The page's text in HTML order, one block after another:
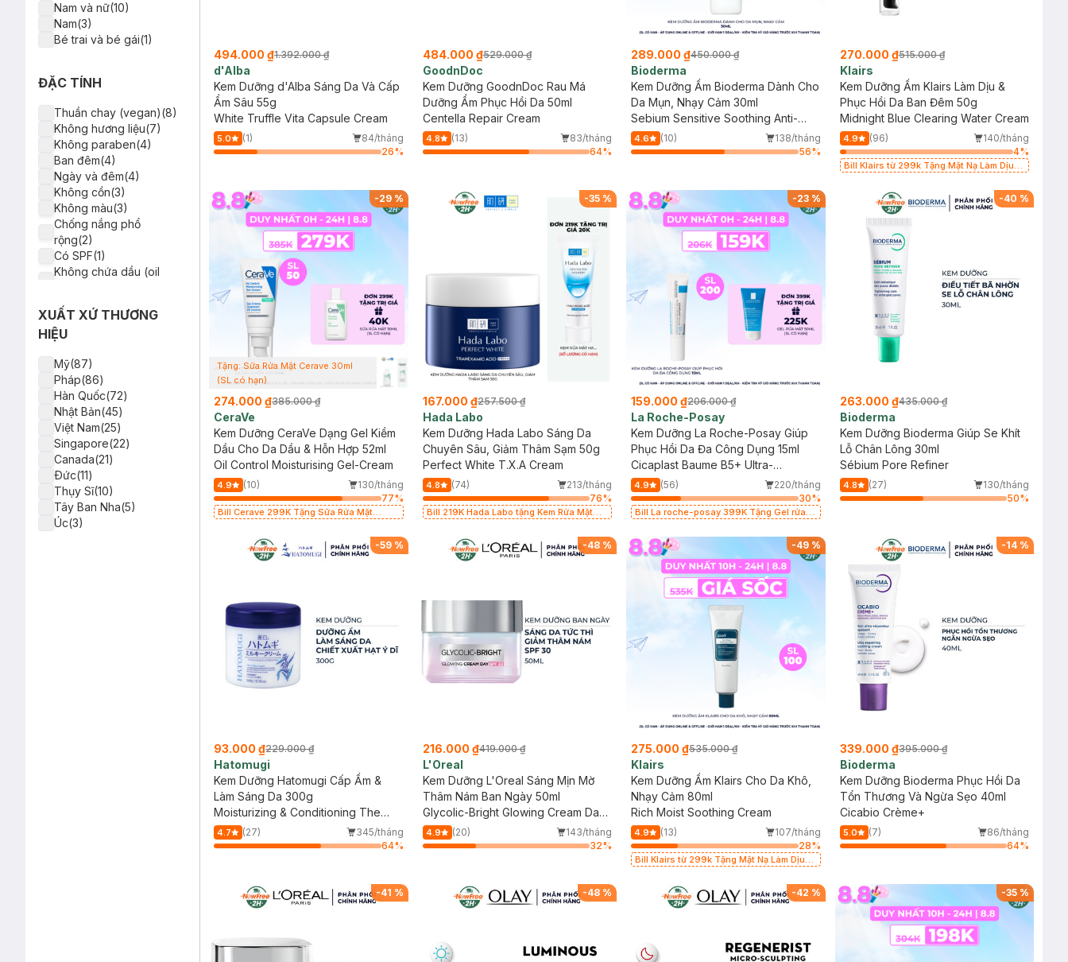
thân(1)
Nước tẩy trang(1)
Kem dưỡng thể(1)
Nam và nữ(10)
Nam(3)
Bé trai và bé gái(1)
ĐẶC TÍNH
Thuần chay (vegan)(8)
Không hương liệu(7)
Không paraben(4)
Ban đêm(4)
Ngày và đêm(4)
Không cồn(3)
Không màu(3)
Chống nắng phổ
rộng(2)
Có SPF(1)
Không chứa dầu (oil
Không silicone(1)
Ban ngày(1)
XUẤT XỨ THƯƠNG
HIỆU
Mỹ(87)
Pháp(86)
Hàn Quốc(72)
Nhật Bản(45)
Việt Nam(25)
Singapore(22)
Canada(21)
Ðức(11)
Thụy Sĩ(10)
Tây Ban Nha(5)
Úc(3)
494.000 ₫1.392.000 ₫
d'Alba
Kem Dưỡng d'Alba Sáng Da Và Cấp
Ẩm Sâu 55g
White Truffle Vita Capsule Cream
5.0 (1)
84/tháng
26%
484.000 ₫529.000 ₫
GoodnDoc
Kem Dưỡng GoodnDoc Rau Má
Dưỡng Ẩm Phục Hồi Da 50ml
Centella Repair Cream
4.8 (13)
83/tháng
64%
289.000 ₫450.000 ₫
Bioderma
Kem Dưỡng Ẩm Bioderma Dành Cho
Da Mụn, Nhạy Cảm 30ml
Sebium Sensitive Soothing Anti-
Blemish Care
4.6 (10)
138/tháng
56%
270.000 ₫515.000 ₫
Klairs
Kem Dưỡng Ẩm Klairs Làm Dịu &
Phục Hồi Da Ban Đêm 50g
Midnight Blue Clearing Water Cream
4.9 (96)
140/tháng
4%
Bill Klairs từ 299k Tặng Mặt Nạ Làm Dịu
-29%
Tặng: Sữa Rửa Mặt Cerave 30ml
(SL có hạn)
274.000 ₫385.000 ₫
CeraVe
Kem Dưỡng CeraVe Dạng Gel Kiềm
Dầu Cho Da Dầu & Hỗn Hợp 52ml
Oil Control Moisturising Gel-Cream
4.9 (10)
130/tháng
77%
Bill Cerave 299K Tặng Sữa Rửa Mặt
-35 %
167.000 ₫257.500 ₫
Hada Labo
Kem Dưỡng Hada Labo Sáng Da
Chuyên Sâu, Giảm Thâm Sạm 50g
Perfect White T.X.A Cream
4.8 (74)
213/tháng
76%
Bill 219K Hada Labo tặng Kem Rửa Mặt
-23%
159.000 ₫206.000 ₫
La Roche-Posay
Kem Dưỡng La Roche-Posay Giúp
Phục Hồi Da Đa Công Dụng 15ml
Cicaplast Baume B5+ Ultra-
Repairing Soothing Balm
4.9 (56)
220/tháng
30%
Bill La roche-posay 399K Tặng Gel rửa
-40 %
263.000 ₫435.000 ₫
Bioderma
Kem Dưỡng Bioderma Giúp Se Khít
Lỗ Chân Lông 30ml
Sébium Pore Refiner
4.8 (27)
130/tháng
50%
-59%
93.000 ₫229.000 ₫
Hatomugi
Kem Dưỡng Hatomugi Cấp Ẩm &
Làm Sáng Da 300g
Moisturizing & Conditioning The
Milky Cream
4.7 (27)
345/tháng
64%
-48 %
216.000 ₫419.000 ₫
L'Oreal
Kem Dưỡng L'Oreal Sáng Mịn Mờ
Thâm Nám Ban Ngày 50ml
Glycolic-Bright Glowing Cream Day
SPF 30
4.9 (20)
143/tháng
32%
-49%
275.000 ₫535.000 ₫
Klairs
Kem Dưỡng Ẩm Klairs Cho Da Khô,
Nhạy Cảm 80ml
Rich Moist Soothing Cream
4.9 (13)
107/tháng
28%
Bill Klairs từ 299k Tặng Mặt Nạ Làm Dịu
-14 %
339.000 ₫395.000 ₫
Bioderma
Kem Dưỡng Bioderma Phục Hồi Da
Tổn Thương Và Ngừa Sẹo 40ml
Cicabio Crème+
5.0 (7)
86/tháng
64%
-41 % -48 % -42 % -35 %